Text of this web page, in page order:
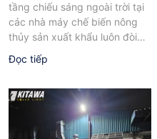
tầng chiếu sáng ngoài trời tại
các nhà máy chế biến nông
thủy sản xuất khẩu luôn đòi
hỏi những...
Đọc tiếp